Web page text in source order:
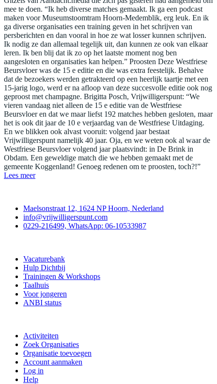
mee te doen. “Ik heb diverse matches gemaakt. Ik ga een podcast
maken voor Museumstoomtram Hoorn-Medemblik, erg leuk. En ik
ga diverse organisaties een training geven in het schrijven van
persberichten en dan vooral in hoe ze wat losser kunnen schrijven.
Ik nodig ze dan allemaal tegelijk uit, dan kunnen ze ook van elkaar
leren. Ik ben blij dat ik zo op het laatste moment nog ben
aangesloten en organisaties kan helpen.” Proosten Deze Westfriese
Beursvloer was de 15 e editie en die was extra feestelijk. Behalve
dat de bezoekers werden getrakteerd op een heerlijk taartje met een
15-jarig logo, werd er na afloop van deze succesvolle editie ook nog
geproost met champagne. Brigitta Posch, Vrijwilligerspunt: “We
vieren vandaag niet alleen de 15 e editie van de Westfriese
Beursvloer en dat we maar liefst 192 matches hebben gesloten, maar
het is ook dit jaar de 10 e verjaardag van de Westfriese Uitdaging.
En we blikken ook alvast vooruit: volgend jaar bestaat
Vrijwilligerspunt namelijk 40 jaar. Oja, en we weten ook al waar de
Westfriese Beursvloer volgend jaar plaatsvindt: in De Brink in
Obdam. Een geweldige match die we hebben gemaakt met de
gemeente Koggenland! Genoeg redenen om te proosten, toch?!”
Lees meer
Maelsonstraat 12, 1624 NP Hoorn, Nederland
info@vrijwilligerspunt.com
0229-216499, WhatsApp: 06-10533987
Vacaturebank
Hulp Dichtbij
Trainingen & Workshops
Taalhuis
Voor jongeren
ANBI status
Activiteiten
Zoek Organisaties
Organisatie toevoegen
Account aanmaken
Log in
Help